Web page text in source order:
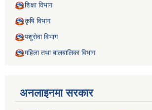
शिक्षा विभाग
कृषि विभाग
पशुसेवा विभाग
महिला तथा बालबालिका विभाग
अनलाइनमा सरकार